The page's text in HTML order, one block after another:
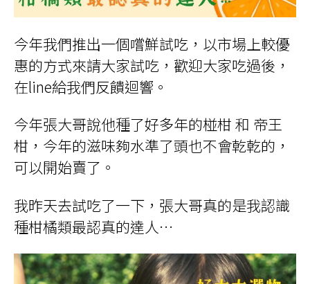
今年我們推出一個嚐鮮試吃，以市場上較優
惠的方式來請大家試吃，歡迎大家吃過後，
在line給我們反饋迴響。
今年張大哥說他種了好多年的椪柑 和 帝王
柑，今年的滋味夠水準了頭也不會乾乾的，
可以開始賣了。
我昨天去試吃了一下，張大哥真的是我認識
種柑橘類最認真的達人…